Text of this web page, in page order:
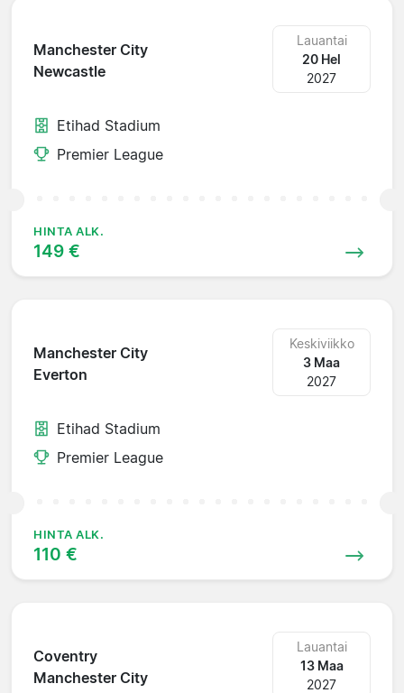
Manchester City
Newcastle
Lauantai
20 Hel
2027
Etihad Stadium
Premier League
HINTA ALK.
149 €
Manchester City
Everton
Keskiviikko
3 Maa
2027
Etihad Stadium
Premier League
HINTA ALK.
110 €
Coventry
Manchester City
Lauantai
13 Maa
2027